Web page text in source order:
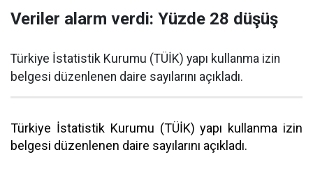
Veriler alarm verdi: Yüzde 28 düşüş
Türkiye İstatistik Kurumu (TÜİK) yapı kullanma izin
belgesi düzenlenen daire sayılarını açıkladı.
Türkiye İstatistik Kurumu (TÜİK) yapı kullanma izin
belgesi düzenlenen daire sayılarını açıkladı.